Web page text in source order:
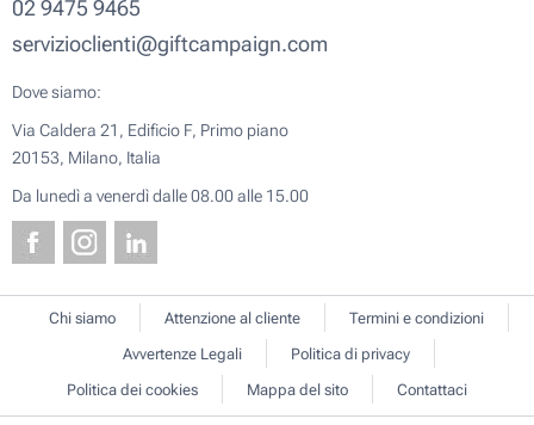
02 9475 9465
servizioclienti@giftcampaign.com
Dove siamo:
Via Caldera 21, Edificio F, Primo piano
20153, Milano, Italia
Da lunedì a venerdì dalle 08.00 alle 15.00
Chi siamo Attenzione al cliente
Termini e condizioni
Avvertenze Legali
Politica di privacy
Politica dei cookies
Mappa del sito Contattaci